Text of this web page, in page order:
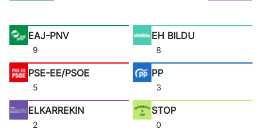
EAJ-PNV
9
EH BILDU
8
PSE-EE/PSOE
5
PP
3
ELKARREKIN
2
STOP
0